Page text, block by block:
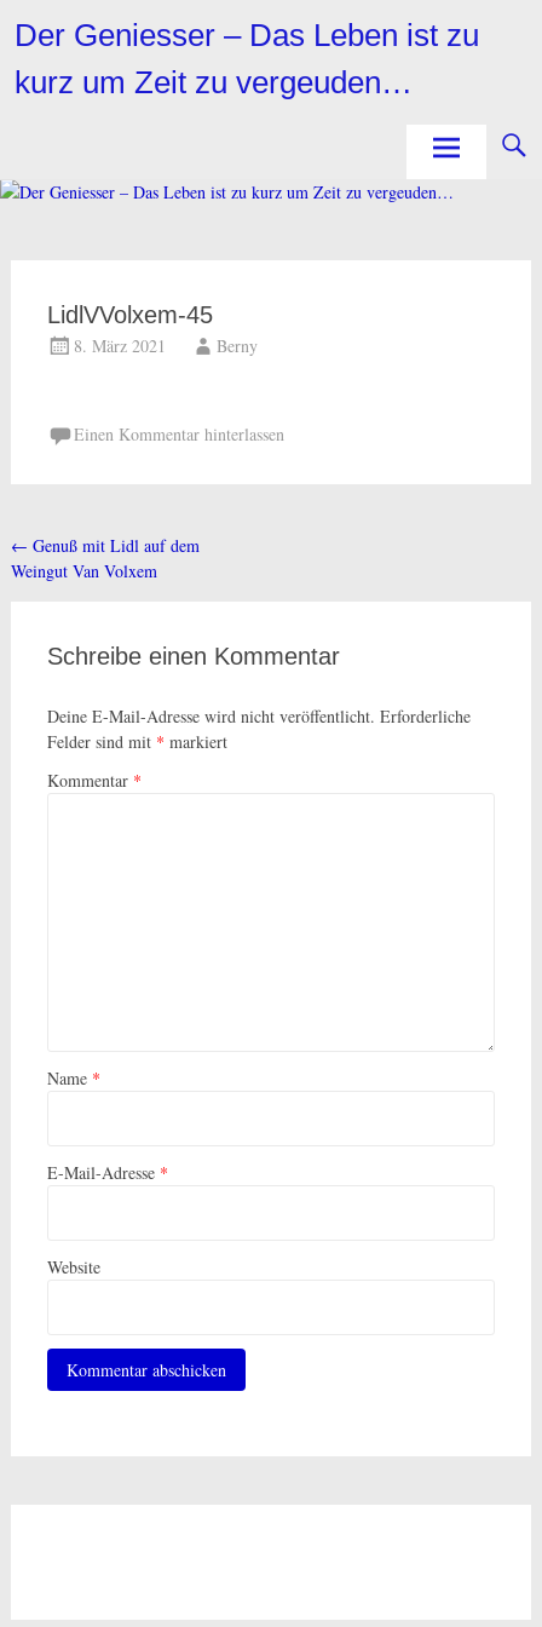
InhaltDer Geniesser – Das Leben ist zu
kurz um Zeit zu vergeuden…
LidlVVolxem-45
8. März 2021 Berny
Einen Kommentar hinterlassen
Beitragsnavigation
← Genuß mit Lidl auf dem
Weingut Van Volxem
Schreibe einen Kommentar
Deine E-Mail-Adresse wird nicht veröffentlicht. Erforderliche
Felder sind mit * markiert
Kommentar *
Name *
E-Mail-Adresse *
Website